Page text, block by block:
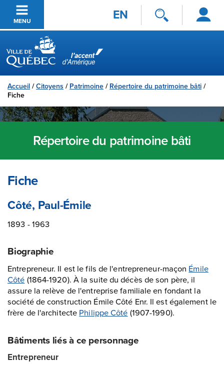
Passer au contenu principal
MENU EN
Se
connecter
Ville de Québec
Accueil /Citoyens / Patrimoine / Répertoire du patrimoine bâti /
Fiche
Répertoire du patrimoine bâti
Fiche
Côté, Paul-Émile
1893 - 1963
Biographie
Entrepreneur. Il est le fils de l'entrepreneur-maçon Émile
Côté (1864-1920). À la suite du décès de son père, il
assure la relève de l'entreprise familiale en fondant la
société de construction Émile Côté Enr. Il est également le
frère de l'architecte Philippe Côté (1907-1990).
Bâtiments liés à ce personnage
Entrepreneur